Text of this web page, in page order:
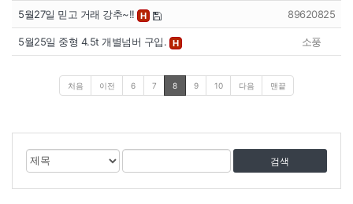
5월27일 믿고 거래 강추~!! H 89620825
5월25일 중형 4.5t 개별넘버 구입. H 소풍
처음 이전 6 7 8 9 10 다음 맨끝
게
물
검
색
대
검
어